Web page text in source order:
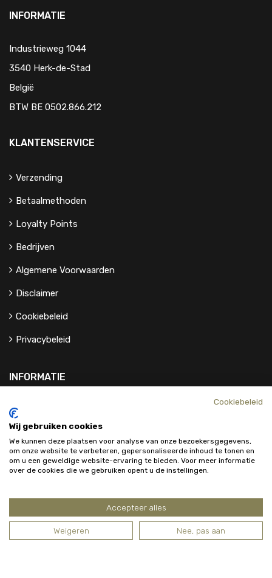
INFORMATIE
Industrieweg 1044
3540 Herk-de-Stad
België
BTW BE 0502.866.212
KLANTENSERVICE
Verzending
Betaalmethoden
Loyalty Points
Bedrijven
Algemene Voorwaarden
Disclaimer
Cookiebeleid
Privacybeleid
INFORMATIE
Contact
Cookiebeleid
Wij gebruiken cookies
We kunnen deze plaatsen voor analyse van onze bezoekersgegevens,
om onze website te verbeteren, gepersonaliseerde inhoud te tonen en
om u een geweldige website-ervaring te bieden. Voor meer informatie
over de cookies die we gebruiken opent u de instellingen.
Accepteer alles
Weigeren Nee, pas aan